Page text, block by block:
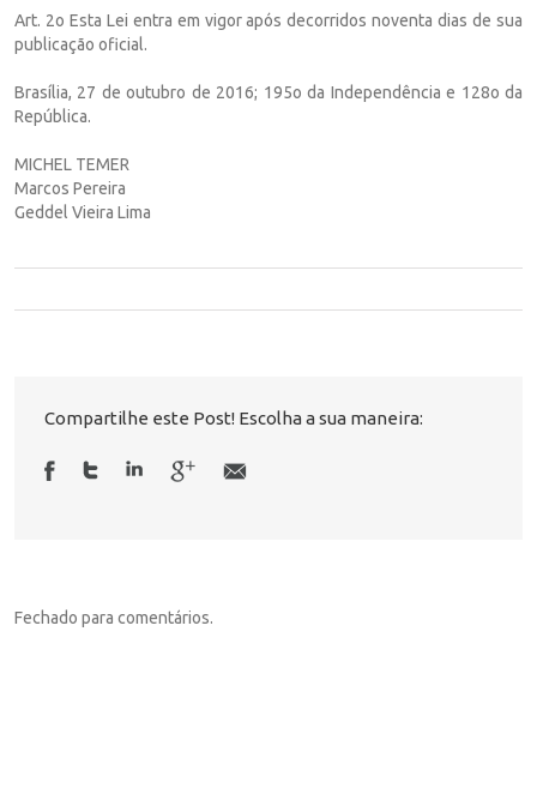
Art. 2o Esta Lei entra em vigor após decorridos noventa dias de sua
publicação oficial.
Brasília, 27 de outubro de 2016; 195o da Independência e 128o da
República.
MICHEL TEMER
Marcos Pereira
Geddel Vieira Lima
Compartilhe este Post! Escolha a sua maneira:
Fechado para comentários.